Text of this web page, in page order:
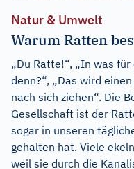
Natur & Umwelt
Warum Ratten
„Du Ratte!“, „In was
denn?“, „Das wird
nach sich ziehen“. Die
Gesellschaft ist der
sogar in unseren
gehalten hat. Viele
weil sie durch die